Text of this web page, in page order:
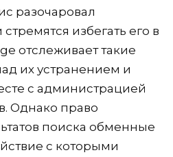
разочаровал
избегать его в
отслеживает такие
их устранением и
с администрацией
Однако право
поиска обменные
с которыми